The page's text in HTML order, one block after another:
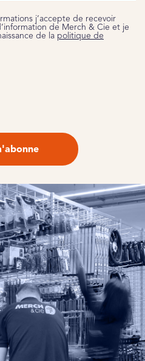
j’accepte de recevoir
de Merch & Cie et je
de la politique de